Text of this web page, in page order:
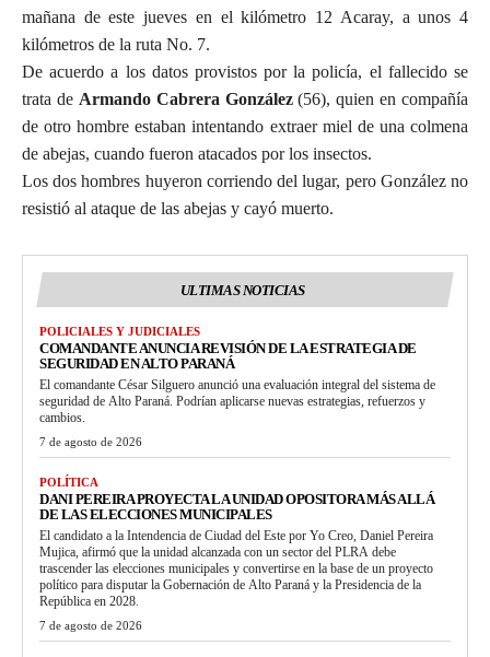
mañana de este jueves en el kilómetro 12 Acaray, a unos 4
kilómetros de la ruta No. 7.
De acuerdo a los datos provistos por la policía, el fallecido se
trata de Armando Cabrera González(56), quien en compañía
de otro hombre estaban intentando extraer miel de una colmena
de abejas, cuando fueron atacados por los insectos.
Los dos hombres huyeron corriendo del lugar, pero González no
resistió al ataque de las abejas y cayó muerto.
ULTIMAS NOTICIAS
POLICIALES Y JUDICIALES
COMANDANTE ANUNCIA REVISIÓN DE LA ESTRATEGIA DE
SEGURIDAD EN ALTO PARANÁ
El comandante César Silguero anunció una evaluación integral del sistema de
seguridad de Alto Paraná. Podrían aplicarse nuevas estrategias, refuerzos y
cambios.
7 de agosto de 2026
POLÍTICA
DANI PEREIRA PROYECTA LA UNIDAD OPOSITORA MÁS ALLÁ
DE LAS ELECCIONES MUNICIPALES
El candidato a la Intendencia de Ciudad del Este por Yo Creo, Daniel Pereira
Mujica, afirmó que la unidad alcanzada con un sector del PLRA debe
trascender las elecciones municipales y convertirse en la base de un proyecto
político para disputar la Gobernación de Alto Paraná y la Presidencia de la
República en 2028.
7 de agosto de 2026